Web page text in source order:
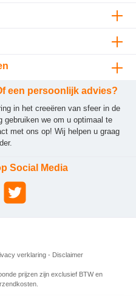
een persoonlijk advies?
in het creeëren van sfeer in de
gebruiken we om u optimaal te
met ons op! Wij helpen u graag
Social Media
verklaring - Disclaimer
prijzen zijn exclusief BTW en